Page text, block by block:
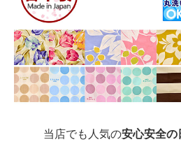
当店でも人気の安心安全の